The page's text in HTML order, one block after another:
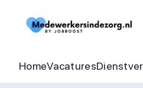
HomeVacatures
Begeleider
Thuishulp In